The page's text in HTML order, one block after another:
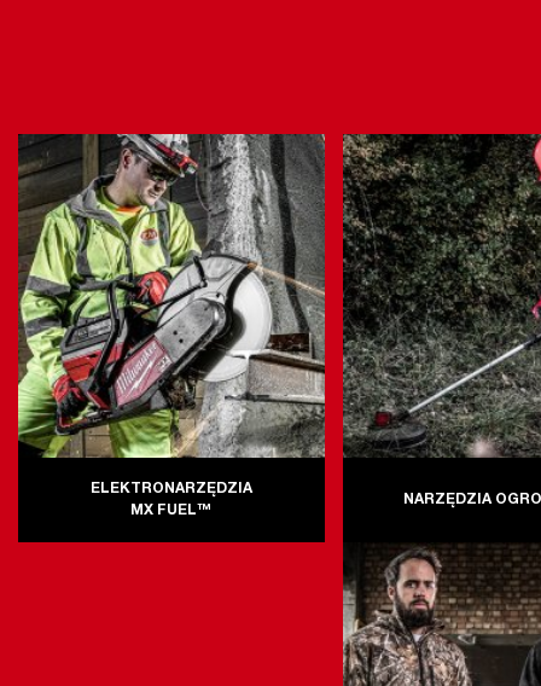
ELEKTRONARZĘDZIA
MX FUEL™
NARZĘDZIA